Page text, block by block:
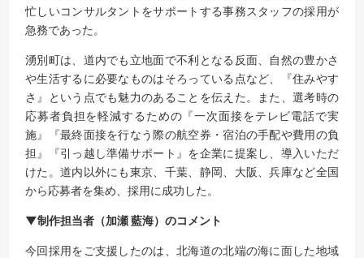
忙しいコンサルタントをサポートする事務スタッフの採用が
急務であった。
湧別町は、道内でも立地面で不利となる反面、自然の豊かさ
や生活するに必要なものはそろっている点など、『住みやす
さ』という点でも魅力のあることを伝えた。また、選考時の
応募者負担を軽減するための『一次面接をテレビ電話で実
施』『最終面接を行なう際の航空券・宿泊の手配や費用の負
担』『引っ越し準備サポート』を企業に提案し、導入いただ
けた。道内以外にも東京、千葉、静岡、大阪、兵庫など全国
から応募者を集め、採用に成功した。
▼制作担当者 （加瀬 藍海）のコメント
今回採用をご支援したのは、北海道の北端の海に面した地域